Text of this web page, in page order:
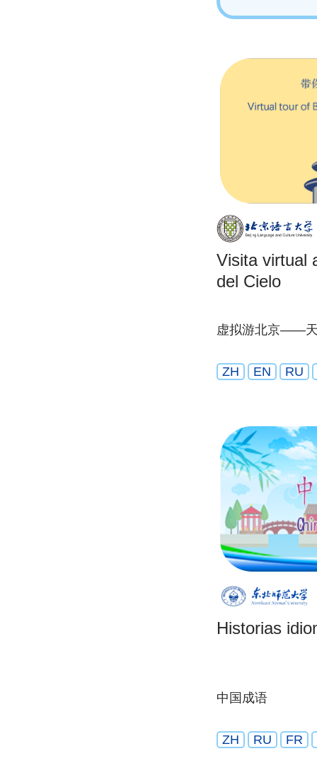
Visita virtual
del Cielo
虚拟游北京——
ZH EN RU
Historias
中国成语
ZH RU FR